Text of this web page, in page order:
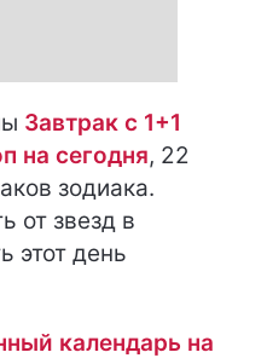
Завтрак с 1+1
на сегодня, 22
зодиака.
от звезд в
этот день
календарь на